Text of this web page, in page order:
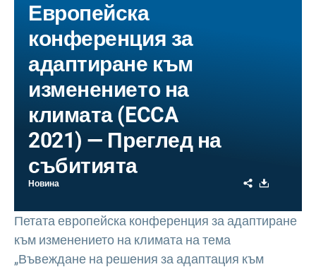
Европейска
конференция за
адаптиране към
изменението на
климата (ECCA
2021) — Преглед на
събитията
Новина Share
Петата европейска конференция за адаптиране
към изменението на климата на тема
„Въвеждане на решения за адаптация към